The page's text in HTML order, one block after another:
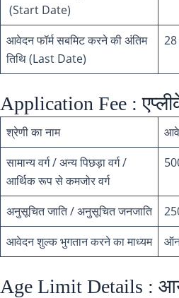
(Start Date)
आवेदन फॉर्म सबमिट करने की अंतिम
तिथि (Last Date)
Application Fee :
श्रेणी का नाम
सामान्य वर्ग / अन्य पिछड़ा वर्ग /
आर्थिक रूप से कमजोर वर्ग
अनुसूचित जाति / अनुसूचित जनजाति
आवेदन शुल्क भुगतान करने का माध्यम
Age Limit Details :